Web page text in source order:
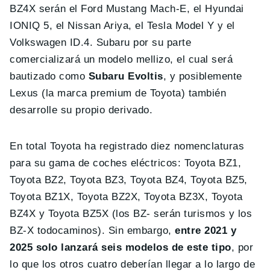
BZ4X serán el Ford Mustang Mach-E, el Hyundai
IONIQ 5, el Nissan Ariya, el Tesla Model Y y el
Volkswagen ID.4. Subaru por su parte
comercializará un modelo mellizo, el cual será
bautizado como Subaru Evoltis, y posiblemente
Lexus (la marca premium de Toyota) también
desarrolle su propio derivado.
En total Toyota ha registrado diez nomenclaturas
para su gama de coches eléctricos: Toyota BZ1,
Toyota BZ2, Toyota BZ3, Toyota BZ4, Toyota BZ5,
Toyota BZ1X, Toyota BZ2X, Toyota BZ3X, Toyota
BZ4X y Toyota BZ5X (los BZ- serán turismos y los
BZ-X todocaminos). Sin embargo, entre 2021 y
2025 solo lanzará seis modelos de este tipo, por
lo que los otros cuatro deberían llegar a lo largo de